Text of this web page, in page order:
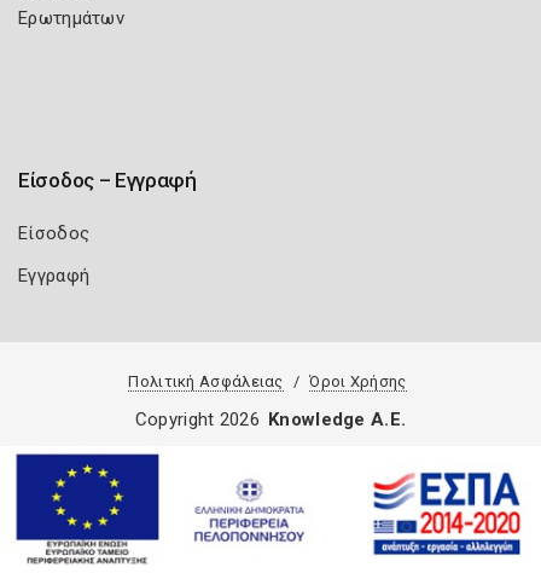
Ερωτημάτων
Είσοδος – Εγγραφή
Είσοδος
Εγγραφή
Πολιτική Ασφάλειας Όροι Χρήσης
Copyright 2026 Knowledge A.E.